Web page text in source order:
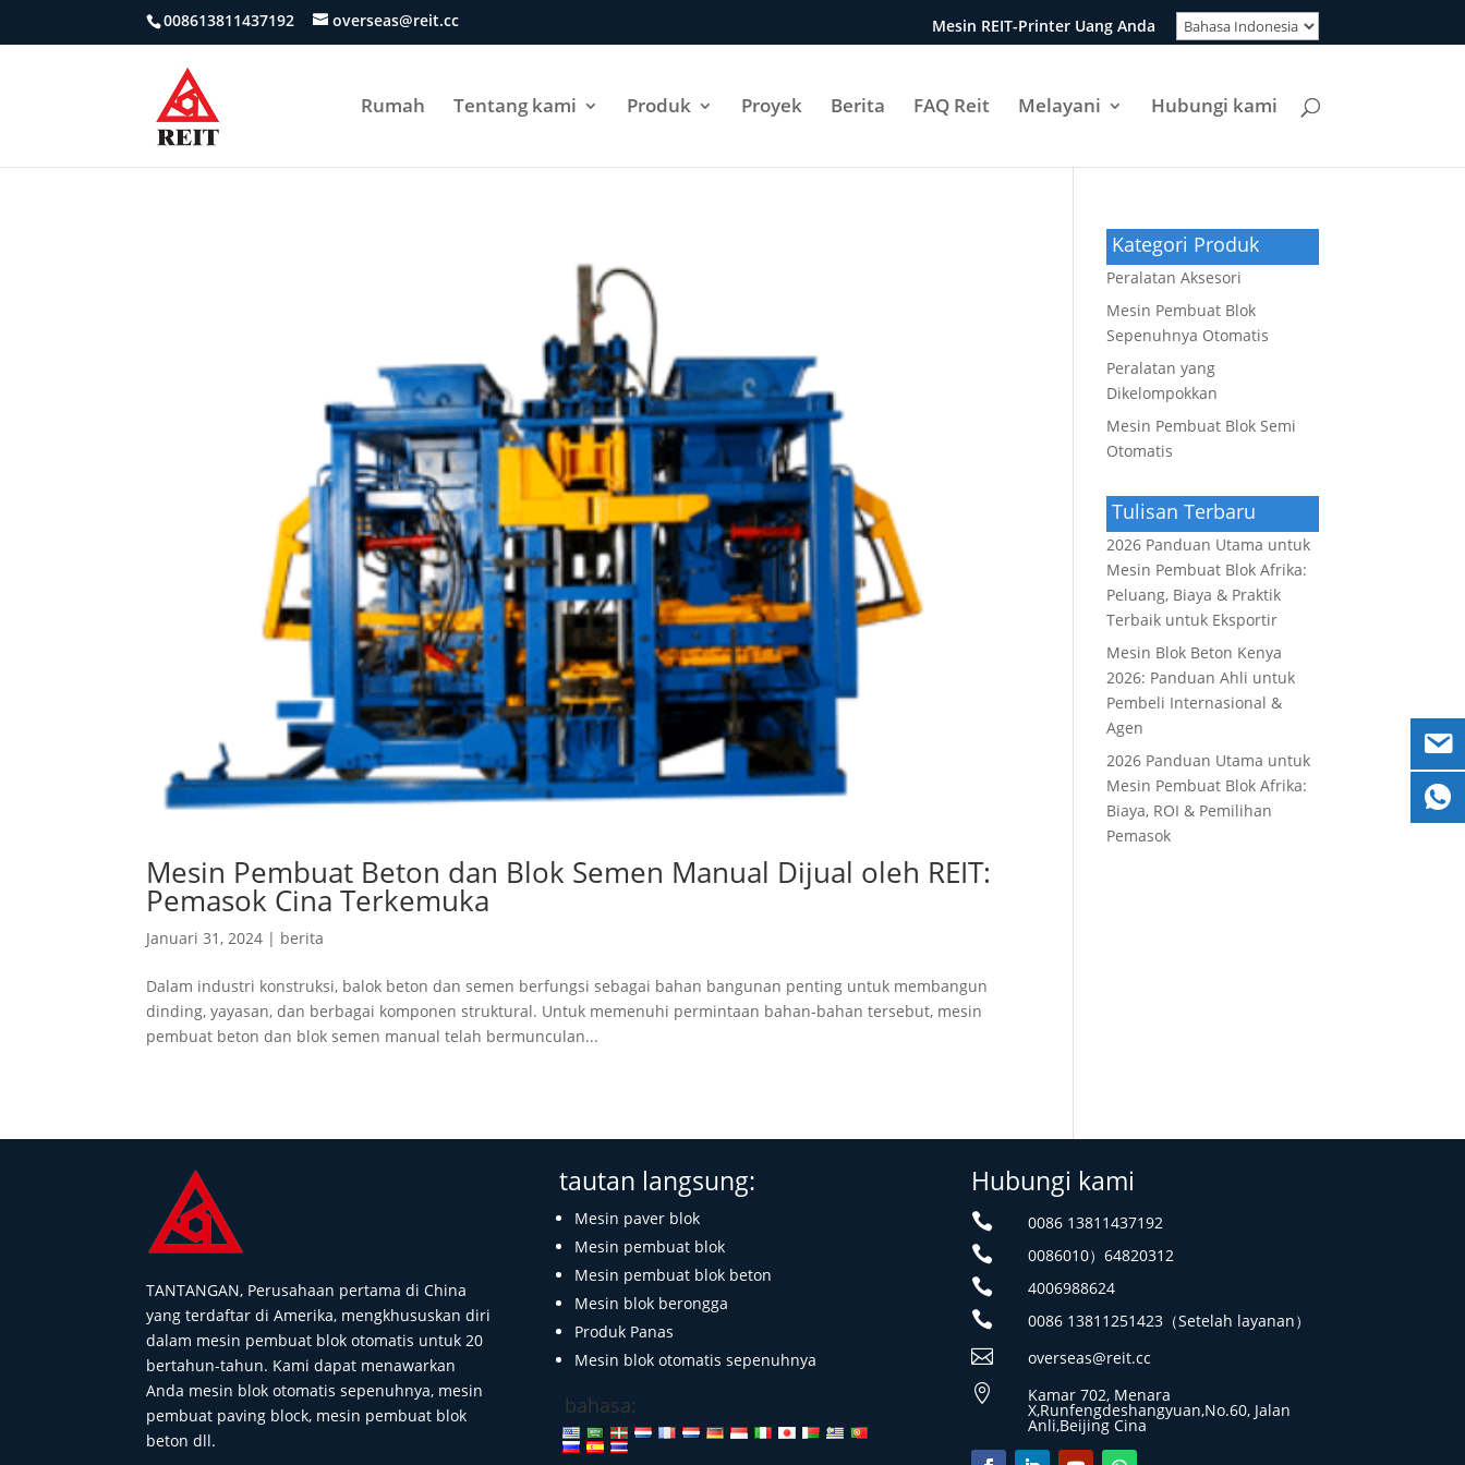
008613811437192 overseas@reit.cc Mesin REIT-Printer Uang Anda
Rumah Tentang kami Produk Proyek Berita FAQ Reit Melayani Hubungi kami
Mesin Pembuat Beton dan Blok Semen Manual Dijual oleh REIT:
Pemasok Cina Terkemuka
Januari 31, 2024 | berita
Dalam industri konstruksi, balok beton dan semen berfungsi sebagai bahan bangunan penting untuk membangun
dinding, yayasan, dan berbagai komponen struktural. Untuk memenuhi permintaan bahan-bahan tersebut, mesin
pembuat beton dan blok semen manual telah bermunculan...
Kategori Produk
Peralatan Aksesori
Mesin Pembuat Blok
Sepenuhnya Otomatis
Peralatan yang
Dikelompokkan
Mesin Pembuat Blok Semi
Otomatis
Tulisan Terbaru
2026 Panduan Utama untuk
Mesin Pembuat Blok Afrika:
Peluang, Biaya & Praktik
Terbaik untuk Eksportir
Mesin Blok Beton Kenya
2026: Panduan Ahli untuk
Pembeli Internasional &
Agen
2026 Panduan Utama untuk
Mesin Pembuat Blok Afrika:
Biaya, ROI & Pemilihan
Pemasok
TANTANGAN, Perusahaan pertama di China
yang terdaftar di Amerika, mengkhususkan diri
dalam mesin pembuat blok otomatis untuk 20
bertahun-tahun. Kami dapat menawarkan
Anda mesin blok otomatis sepenuhnya, mesin
pembuat paving block, mesin pembuat blok
beton dll.
tautan langsung:
Mesin paver blok
Mesin pembuat blok
Mesin pembuat blok beton
Mesin blok berongga
Produk Panas
Mesin blok otomatis sepenuhnya
bahasa:
Hubungi kami
 0086 13811437192
 0086010）64820312
 4006988624
 0086 13811251423（Setelah layanan）
 overseas@reit.cc
 Kamar 702, Menara
X,Runfengdeshangyuan,No.60, Jalan
Anli,Beijing Cina